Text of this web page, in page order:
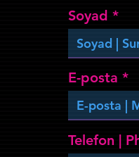
Soyad
E-posta
Telefon |